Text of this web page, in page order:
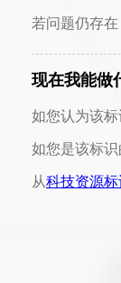
若问题仍存在
现在我能做
如您认为该标
如您是该标识
从科技资源